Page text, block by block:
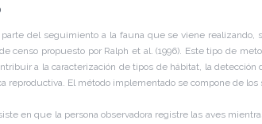
del seguimiento a la fauna que se viene realizando,
censo propuesto por Ralph et al. (1996). Este tipo de
a la caracterización de tipos de hábitat, la
reproductiva. El método implementado se compone de
en que la persona observadora registre las aves